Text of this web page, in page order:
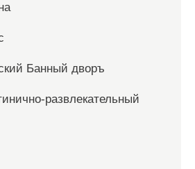
Банный дворъ
развлекательный